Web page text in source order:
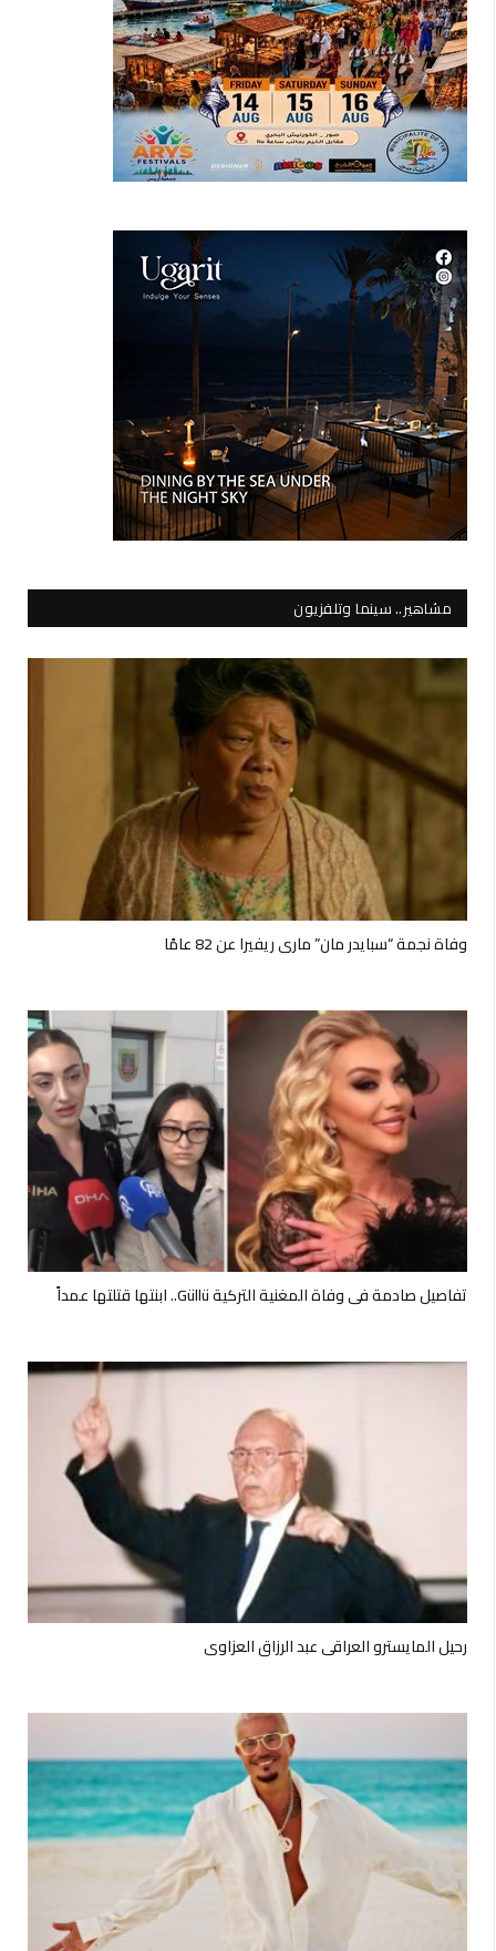
مشاهير.. سينما وتلفزيون
وفاة نجمة “سبايدر مان” ماري ريفيرا عن 82 عامًا
تفاصيل صادمة في وفاة المغنية التركية Güllü.. ابنتها قتلتها عمداً
رحيل المايسترو العراقي عبد الرزاق العزاوي